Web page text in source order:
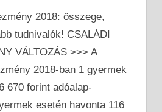
2018: összege,
tudnivalók! CSALÁDI
VÁLTOZÁS >>> A
2018-ban 1 gyermek
670 forint adóalap-
esetén havonta 116